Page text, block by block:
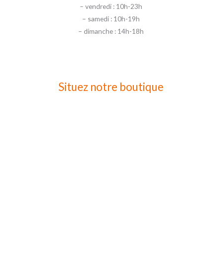
– vendredi : 10h-23h
– samedi : 10h-19h
– dimanche : 14h-18h
Situez notre boutique